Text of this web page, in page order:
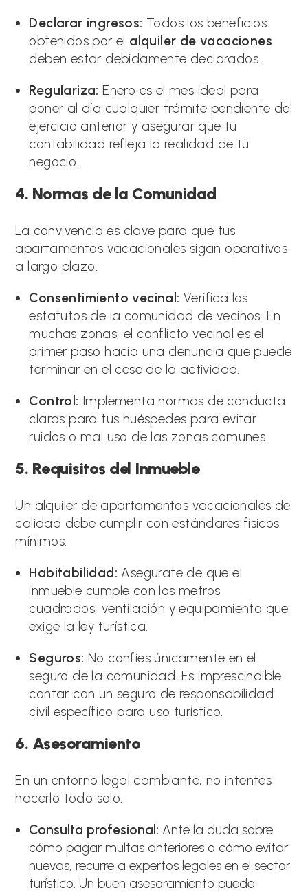
Declarar ingresos: Todos los beneficios
obtenidos por el alquiler de vacaciones
deben estar debidamente declarados.
Regulariza: Enero es el mes ideal para
poner al día cualquier trámite pendiente del
ejercicio anterior y asegurar que tu
contabilidad refleja la realidad de tu
negocio.
4. Normas de la Comunidad
La convivencia es clave para que tus
apartamentos vacacionales sigan operativos
a largo plazo.
Consentimiento vecinal: Verifica los
estatutos de la comunidad de vecinos. En
muchas zonas, el conflicto vecinal es el
primer paso hacia una denuncia que puede
terminar en el cese de la actividad.
Control: Implementa normas de conducta
claras para tus huéspedes para evitar
ruidos o mal uso de las zonas comunes.
5. Requisitos del Inmueble
Un alquiler de apartamentos vacacionales de
calidad debe cumplir con estándares físicos
mínimos.
Habitabilidad: Asegúrate de que el
inmueble cumple con los metros
cuadrados, ventilación y equipamiento que
exige la ley turística.
Seguros: No confíes únicamente en el
seguro de la comunidad. Es imprescindible
contar con un seguro de responsabilidad
civil específico para uso turístico.
6. Asesoramiento
En un entorno legal cambiante, no intentes
hacerlo todo solo.
Consulta profesional: Ante la duda sobre
cómo pagar multas anteriores o cómo evitar
nuevas, recurre a expertos legales en el sector
turístico. Un buen asesoramiento puede